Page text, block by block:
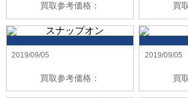
買取参考価格： 買
2019/09/05
買取参考価格：
2019/09/05
買